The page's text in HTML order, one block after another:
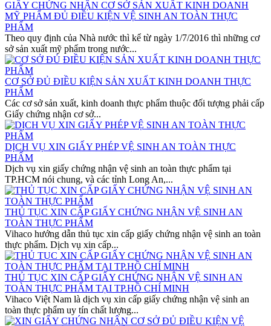
GIẤY CHỨNG NHẬN CƠ SỞ SẢN XUẤT KINH DOANH
MỸ PHẨM ĐỦ ĐIỀU KIỆN VỆ SINH AN TOÀN THỰC
PHẨM
Theo quy định của Nhà nước thì kể từ ngày 1/7/2016 thì những cơ
sở sản xuất mỹ phẩm trong nước...
CƠ SỞ ĐỦ ĐIỀU KIỆN SẢN XUẤT KINH DOANH THỰC
PHẨM
Các cơ sở sản xuất, kinh doanh thực phẩm thuộc đối tượng phải cấp
Giấy chứng nhận cơ sở...
DỊCH VỤ XIN GIẤY PHÉP VỆ SINH AN TOÀN THỰC
PHẨM
Dịch vụ xin giấy chứng nhận vệ sinh an toàn thực phẩm tại
TP.HCM nói chung, và các tỉnh Long An,...
THỦ TỤC XIN CẤP GIẤY CHỨNG NHẬN VỆ SINH AN
TOÀN THỰC PHẨM
Vihaco hướng dẫn thủ tục xin cấp giấy chứng nhận vệ sinh an toàn
thực phẩm. Dịch vụ xin cấp...
THỦ TỤC XIN CẤP GIẤY CHỨNG NHẬN VỆ SINH AN
TOÀN THỰC PHẨM TẠI TP.HỒ CHÍ MINH
Vihaco Việt Nam là dịch vụ xin cấp giấy chứng nhận vệ sinh an
toàn thực phẩm uy tín chất lượng...